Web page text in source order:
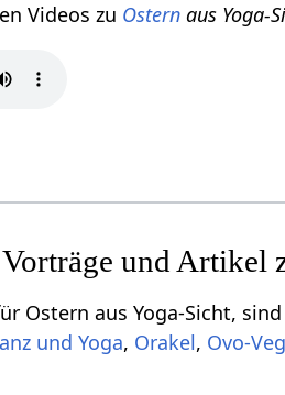
Videos zu Ostern aus Yoga-
und Artikel
Ostern aus Yoga-Sicht,
und Yoga, Orakel, Ovo-